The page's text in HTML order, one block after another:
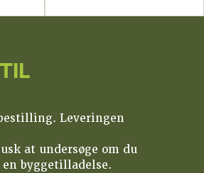
Leveringen
at undersøge om du
en byggetilladelse.